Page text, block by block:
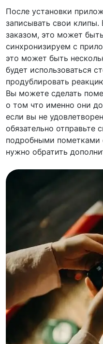
После установки
записывать свои
заказом, это может
синхронизируем с
это может быть
будет использоваться
продублировать
Вы можете сделать
о том что именно они
если вы не
обязательно отправьте
подробными пометками
нужно обратить